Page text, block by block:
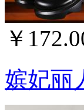
￥
嫔妃丽